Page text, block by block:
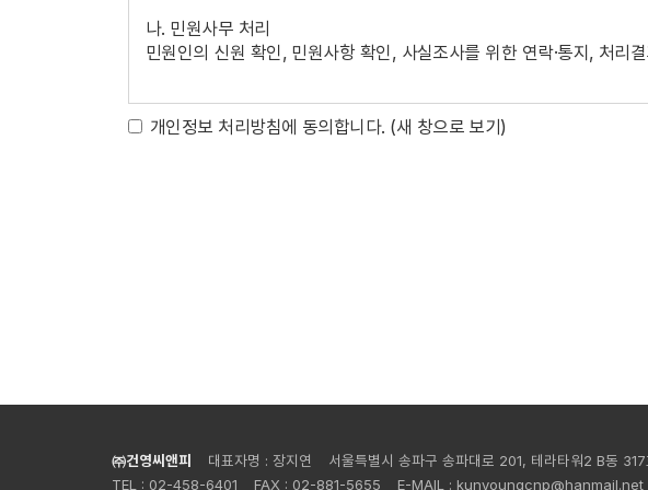
제 5 조 (이용신청)
①이용신청자가 회원가입 안내에서 본 약관과 개인정보보호정책에 동
있다.
③실명이나 실제 정보를 입력하지 않은 이용자는 법적인 보호를 받을
①회사는 제5조에 따른 이용신청자에 대하여 제2항 및 제3항의 경우를
②회사는 아래 사항에 해당하는 경우에 그 제한사유가 해소될 때까지
라. 기타 회사가 정한 이용신청 요건이 미비한 경우
제 3 장 계약 당사자의 의무
나. 민원사무 처리
민원인의 신원 확인, 민원사항 확인, 사실조사를 위한 연락·통지, 처리
2. 개인정보 파일 현황
있습니다.
③ 위탁업무의 내용이나 수탁자가 변경될 경우에는 지체없이 본 개인정
개인정보 처리방침에 동의합니다. (새 창으로 보기)
㈜건영씨앤피 대표자명 : 장지연 서울특별시 송파구 송파대로 201, 테라타워2 B동 317
TEL : 02-458-6401
FAX : 02-881-5655 E-MAIL : kunyoungcnp@hanmail.net